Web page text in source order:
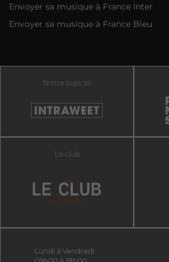
Envoyer sa musique à France Inter
Envoyer sa musique à France Bleu
Notre logiciel
Le club
Lundi à Vendredi